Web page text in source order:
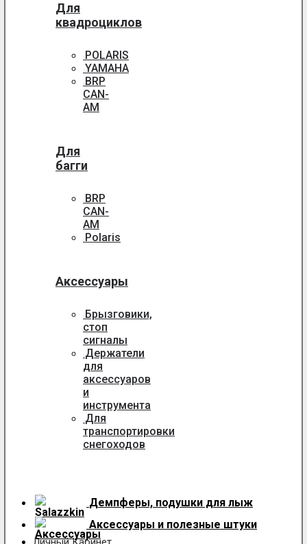
Для
квадроциклов
POLARIS
YAMAHA
BRP
CAN-
AM
Для
багги
BRP
CAN-
AM
Polaris
Аксессуары
Брызговики,
стоп
сигналы
Держатели
для
аксессуаров
и
инструмента
Для
транспортировки
снегоходов
Демпферы, подушки для лыж
Аксессуары и полезные штуки